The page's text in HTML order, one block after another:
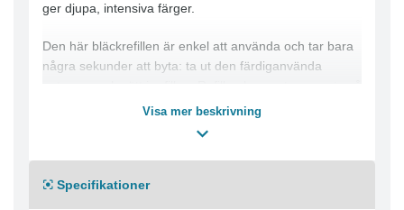
ger djupa, intensiva färger.
Den här bläckrefillen är enkel att använda och tar bara
några sekunder att byta: ta ut den färdiganvända
0,7 mm som ger jämn skrift, vilket är perfekt för daglig
refillen slipper du krånglet med pennor som måste
kastas och minskar kostnaderna. Den här refillen är
Visa mer beskrivning
Specifikationer